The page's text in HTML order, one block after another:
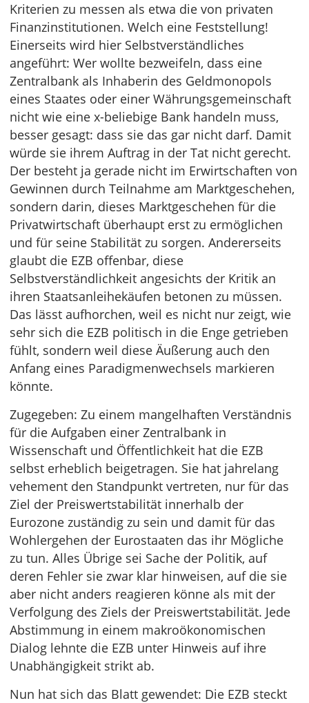
Kriterien zu messen als etwa die von privaten
Finanzinstitutionen. Welch eine Feststellung!
Einerseits wird hier Selbstverständliches
angeführt: Wer wollte bezweifeln, dass eine
Zentralbank als Inhaberin des Geldmonopols
eines Staates oder einer Währungsgemeinschaft
nicht wie eine x-beliebige Bank handeln muss,
besser gesagt: dass sie das gar nicht darf. Damit
würde sie ihrem Auftrag in der Tat nicht gerecht.
Der besteht ja gerade nicht im Erwirtschaften von
Gewinnen durch Teilnahme am Marktgeschehen,
sondern darin, dieses Marktgeschehen für die
Privatwirtschaft überhaupt erst zu ermöglichen
und für seine Stabilität zu sorgen. Andererseits
glaubt die EZB offenbar, diese
Selbstverständlichkeit angesichts der Kritik an
ihren Staatsanleihekäufen betonen zu müssen.
Das lässt aufhorchen, weil es nicht nur zeigt, wie
sehr sich die EZB politisch in die Enge getrieben
fühlt, sondern weil diese Äußerung auch den
Anfang eines Paradigmenwechsels markieren
könnte.
Zugegeben: Zu einem mangelhaften Verständnis
für die Aufgaben einer Zentralbank in
Wissenschaft und Öffentlichkeit hat die EZB
selbst erheblich beigetragen. Sie hat jahrelang
vehement den Standpunkt vertreten, nur für das
Ziel der Preiswertstabilität innerhalb der
Eurozone zuständig zu sein und damit für das
Wohlergehen der Eurostaaten das ihr Mögliche
zu tun. Alles Übrige sei Sache der Politik, auf
deren Fehler sie zwar klar hinweisen, auf die sie
aber nicht anders reagieren könne als mit der
Verfolgung des Ziels der Preiswertstabilität. Jede
Abstimmung in einem makroökonomischen
Dialog lehnte die EZB unter Hinweis auf ihre
Unabhängigkeit strikt ab.
Nun hat sich das Blatt gewendet: Die EZB steckt